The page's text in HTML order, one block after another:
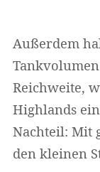
Außerdem
Reichweite,
Highlands
Nachteil: Mit
den kleinen